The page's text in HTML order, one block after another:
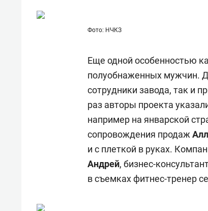
Фото: НЧКЗ
Еще одной особенностью
полуобнаженных мужчин.
сотрудники завода, так и
раз авторы проекта
например на январской
сопровождения продаж
и с плеткой в руках.
Андрей, бизнес-
в съемках фитнес-тренер